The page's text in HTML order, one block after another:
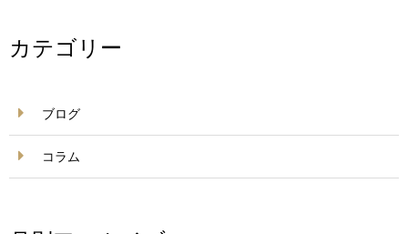
カテゴリー
ブログ
コラム